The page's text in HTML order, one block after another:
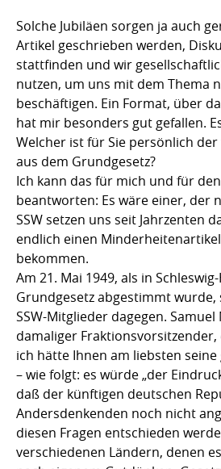
Solche Jubiläen sorgen ja auch
Artikel geschrieben werden,
stattfinden und wir
nutzen, um uns mit dem Thema
beschäftigen. Ein Format, über
hat mir besonders gut gefallen.
Welcher ist für Sie persönlich
aus dem Grundgesetz?
Ich kann das für mich und für den
beantworten: Es wäre einer, der
SSW setzen uns seit Jahrzenten
endlich einen
bekommen.
Am 21. Mai 1949, als in
Grundgesetz abgestimmt
SSW-Mitglieder dagegen.
damaliger
ich hätte Ihnen am liebsten
– wie folgt: es würde „der
daß der künftigen deutschen
Andersdenkenden noch nicht
diesen Fragen entschieden
verschiedenen Ländern, denen